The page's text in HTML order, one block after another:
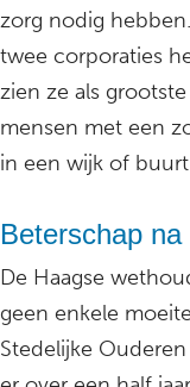
zorg nodig
twee corporaties
zien ze als
mensen met een
in een wijk of
Beterschap
De Haagse
geen enkele
Stedelijke